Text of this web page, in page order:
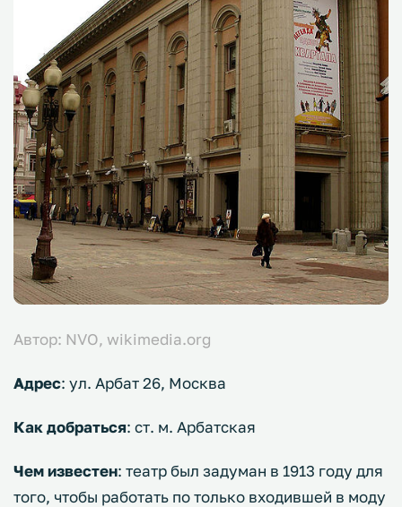
Автор: NVO, wikimedia.org
Адрес: ул. Арбат 26, Москва
Как добраться: ст. м. Арбатская
Чем известен: театр был задуман в 1913 году для
того, чтобы работать по только входившей в моду